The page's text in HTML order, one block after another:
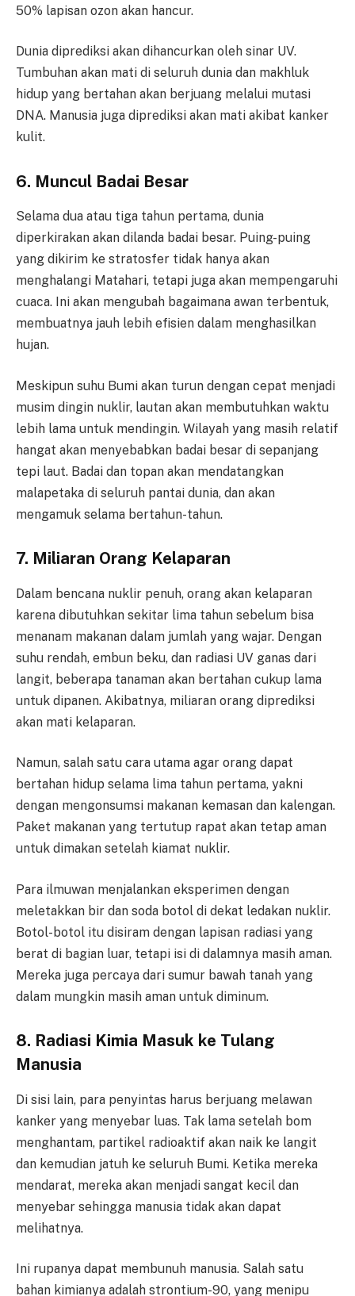
50% lapisan ozon akan hancur.
Dunia diprediksi akan dihancurkan oleh sinar UV.
Tumbuhan akan mati di seluruh dunia dan makhluk
hidup yang bertahan akan berjuang melalui mutasi
DNA. Manusia juga diprediksi akan mati akibat kanker
kulit.
6. Muncul Badai Besar
Selama dua atau tiga tahun pertama, dunia
diperkirakan akan dilanda badai besar. Puing-puing
yang dikirim ke stratosfer tidak hanya akan
menghalangi Matahari, tetapi juga akan mempengaruhi
cuaca. Ini akan mengubah bagaimana awan terbentuk,
membuatnya jauh lebih efisien dalam menghasilkan
hujan.
Meskipun suhu Bumi akan turun dengan cepat menjadi
musim dingin nuklir, lautan akan membutuhkan waktu
lebih lama untuk mendingin. Wilayah yang masih relatif
hangat akan menyebabkan badai besar di sepanjang
tepi laut. Badai dan topan akan mendatangkan
malapetaka di seluruh pantai dunia, dan akan
mengamuk selama bertahun-tahun.
7. Miliaran Orang Kelaparan
Dalam bencana nuklir penuh, orang akan kelaparan
karena dibutuhkan sekitar lima tahun sebelum bisa
menanam makanan dalam jumlah yang wajar. Dengan
suhu rendah, embun beku, dan radiasi UV ganas dari
langit, beberapa tanaman akan bertahan cukup lama
untuk dipanen. Akibatnya, miliaran orang diprediksi
akan mati kelaparan.
Namun, salah satu cara utama agar orang dapat
bertahan hidup selama lima tahun pertama, yakni
dengan mengonsumsi makanan kemasan dan kalengan.
Paket makanan yang tertutup rapat akan tetap aman
untuk dimakan setelah kiamat nuklir.
Para ilmuwan menjalankan eksperimen dengan
meletakkan bir dan soda botol di dekat ledakan nuklir.
Botol-botol itu disiram dengan lapisan radiasi yang
berat di bagian luar, tetapi isi di dalamnya masih aman.
Mereka juga percaya dari sumur bawah tanah yang
dalam mungkin masih aman untuk diminum.
8. Radiasi Kimia Masuk ke Tulang
Manusia
Di sisi lain, para penyintas harus berjuang melawan
kanker yang menyebar luas. Tak lama setelah bom
menghantam, partikel radioaktif akan naik ke langit
dan kemudian jatuh ke seluruh Bumi. Ketika mereka
mendarat, mereka akan menjadi sangat kecil dan
menyebar sehingga manusia tidak akan dapat
melihatnya.
Ini rupanya dapat membunuh manusia. Salah satu
bahan kimianya adalah strontium-90, yang menipu